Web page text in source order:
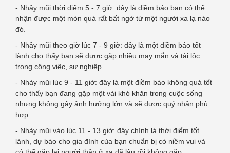
- Nhảy mũi thời điểm 5 - 7 giờ: đây là điềm báo bạn có thể
nhận được một món quà rất bất ngờ từ một người xa lạ nào
đó.
- Nhảy mũi theo giờ lúc 7 - 9 giờ: đây là một điềm báo tốt
lành cho thấy bạn sẽ được gặp nhiều may mắn và tài lộc
trong công việc, sự nghiệp.
- Nhảy mũi lúc 9 - 11 giờ: đây là một điềm báo không quá tốt
cho thấy bạn đang gặp một vài khó khăn trong cuộc sống
nhưng không gây ảnh hưởng lớn và sẽ được quý nhân phù
hợp.
- Nhảy mũi vào lúc 11 - 13 giờ: đây chính là thời điểm tốt
lành, dự báo cho gia đình của bạn chuẩn bị có niềm vui và